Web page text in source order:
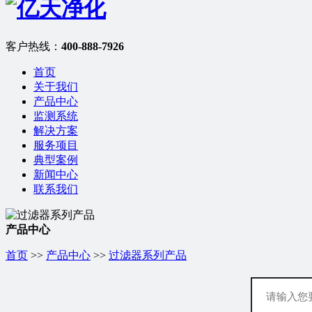
客户热线： 400-888-7926
首页
关于我们
产品中心
监测系统
解决方案
服务项目
典型案例
新闻中心
联系我们
产品中心
首页 >> 产品中心 >> 过滤器系列产品